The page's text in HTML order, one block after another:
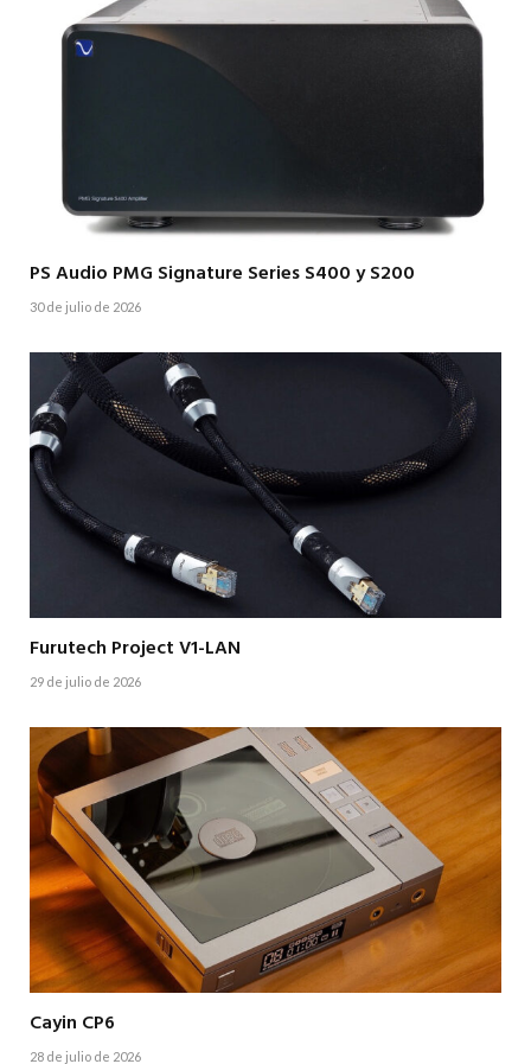
PS Audio PMG Signature Series S400 y S200
30 de julio de 2026
Furutech Project V1-LAN
29 de julio de 2026
Cayin CP6
28 de julio de 2026